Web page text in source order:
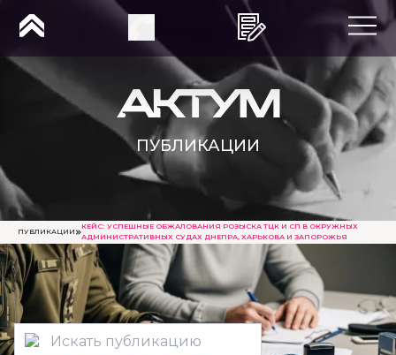
ПУБЛИКАЦИИ
ПУБЛИКАЦИИ
КЕЙС: УСПЕШНЫЕ ОБЖАЛОВАНИЯ РОЗЫСКА ТЦК И СП В ОКРУЖНЫХ
АДМИНИСТРАТИВНЫХ СУДАХ ДНЕПРА, ХАРЬКОВА И ЗАПОРОЖЬЯ